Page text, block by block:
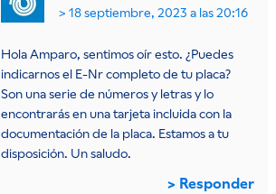
18 septiembre, 2023 a las 20:16
Hola Amparo, sentimos oír esto. ¿Puedes
indicarnos el E-Nr completo de tu placa?
Son una serie de números y letras y lo
encontrarás en una tarjeta incluida con la
documentación de la placa. Estamos a tu
disposición. Un saludo.
Responder